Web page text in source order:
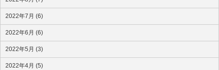
2022年7月 (6)
2022年6月 (6)
2022年5月 (3)
2022年4月 (5)